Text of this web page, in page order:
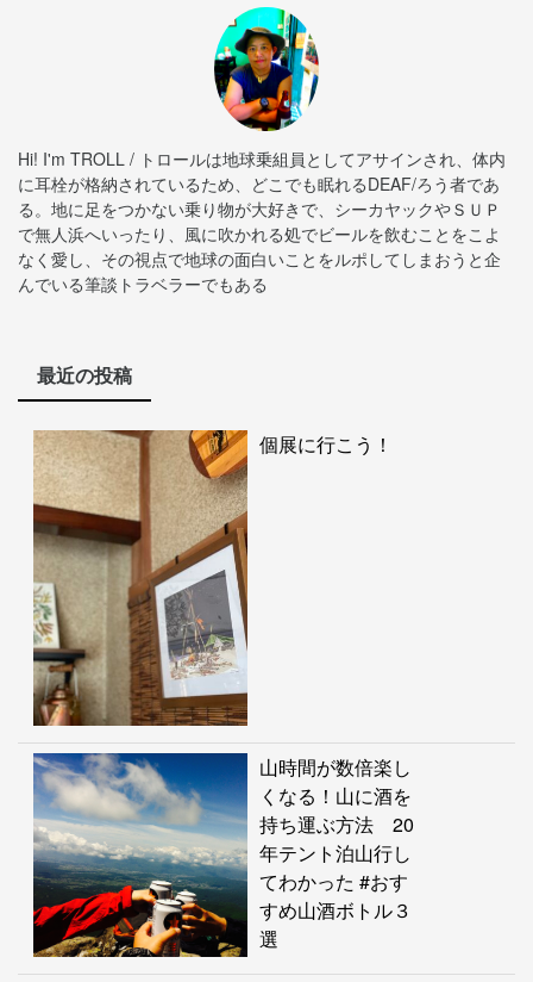
Hi! I'm TROLL / トロールは地球乗組員としてアサインされ、体内
に耳栓が格納されているため、どこでも眠れるDEAF/ろう者であ
る。地に足をつかない乗り物が大好きで、シーカヤックやＳＵＰ
で無人浜へいったり、風に吹かれる処でビールを飲むことをこよ
なく愛し、その視点で地球の面白いことをルポしてしまおうと企
んでいる筆談トラベラーでもある
最近の投稿
個展に行こう！
山時間が数倍楽し
くなる！山に酒を
持ち運ぶ方法 20
年テント泊山行し
てわかった #おす
すめ山酒ボトル３
選